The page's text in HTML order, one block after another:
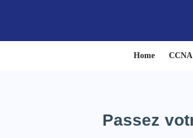
Home CCNA
Passez